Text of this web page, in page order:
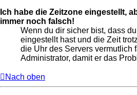
Ich habe die Zeitzone eingestellt,
immer noch falsch!
Wenn du dir sicher bist, dass
eingestellt hast und die Zeit
die Uhr des Servers vermutlich
Administrator, damit er das
Nach oben